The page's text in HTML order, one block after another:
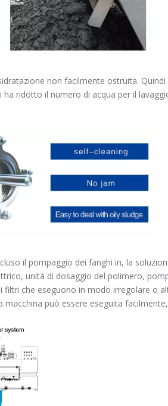
non facilmente ostruita.
ridotto il numero di acqua per il
il pompaggio dei fanghi in, la
unità di dosaggio del polimero,
che eseguono in modo irregolare o
può essere eseguita